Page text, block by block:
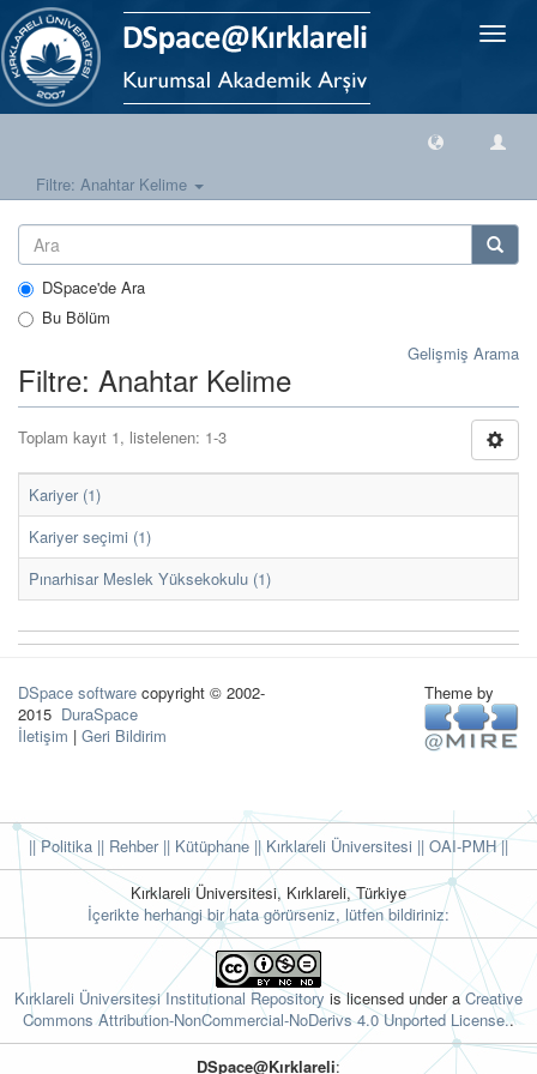
Geçiş
Filtre: Anahtar Kelime
DSpace'de Ara
Bu Bölüm
Gelişmiş Arama
Filtre: Anahtar Kelime
Toplam kayıt 1, listelenen: 1-3
Kariyer (1)
Kariyer seçimi (1)
Pınarhisar Meslek Yüksekokulu (1)
DSpace software copyright © 2002-
2015 DuraSpace
İletişim | Geri Bildirim
Theme by
|| Politika || Rehber|| Kütüphane || Kırklareli Üniversitesi || OAI-PMH ||
Kırklareli Üniversitesi, Kırklareli, Türkiye
İçerikte herhangi bir hata görürseniz, lütfen bildiriniz:
Kırklareli Üniversitesi Institutional Repository is licensed under a Creative
Commons Attribution-NonCommercial-NoDerivs 4.0 Unported License..
DSpace@Kırklareli: